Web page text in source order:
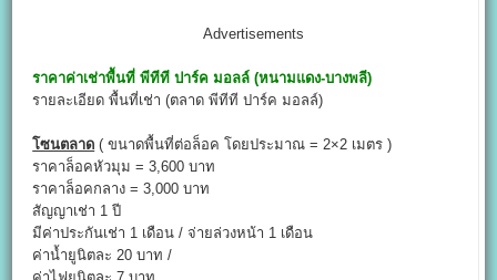
Advertisements
ราคาค่าเช่าพื้นที่ พีทีที ปาร์ค มอลล์ (หนามแดง-บางพลี)
รายละเอียด พื้นที่เช่า (ตลาด พีทีที ปาร์ค มอลล์)
โซนตลาด ( ขนาดพื้นที่ต่อล็อค โดยประมาณ = 2×2 เมตร )
ราคาล็อคหัวมุม = 3,600 บาท
ราคาล็อคกลาง = 3,000 บาท
สัญญาเช่า 1 ปี
มีค่าประกันเช่า 1 เดือน / จ่ายล่วงหน้า 1 เดือน
ค่าน้ำยูนิตละ 20 บาท /